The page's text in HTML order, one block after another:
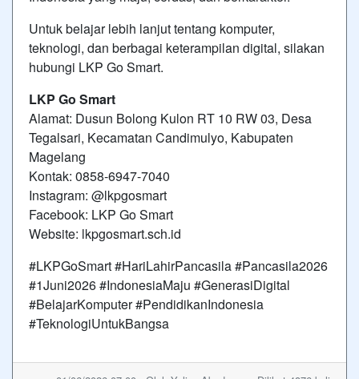
Untuk belajar lebih lanjut tentang komputer,
teknologi, dan berbagai keterampilan digital, silakan
hubungi LKP Go Smart.
LKP Go Smart
Alamat: Dusun Bolong Kulon RT 10 RW 03, Desa
Tegalsari, Kecamatan Candimulyo, Kabupaten
Magelang
Kontak: 0858-6947-7040
Instagram: @lkpgosmart
Facebook: LKP Go Smart
Website: lkpgosmart.sch.id
#LKPGoSmart #HariLahirPancasila #Pancasila2026
#1Juni2026 #IndonesiaMaju #GenerasiDigital
#BelajarKomputer #PendidikanIndonesia
#TeknologiUntukBangsa